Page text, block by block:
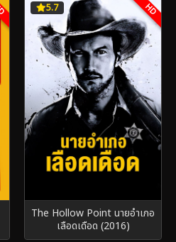
5.7 HD
The Hollow Point นายอำเภอ
เลือดเดือด (2016)